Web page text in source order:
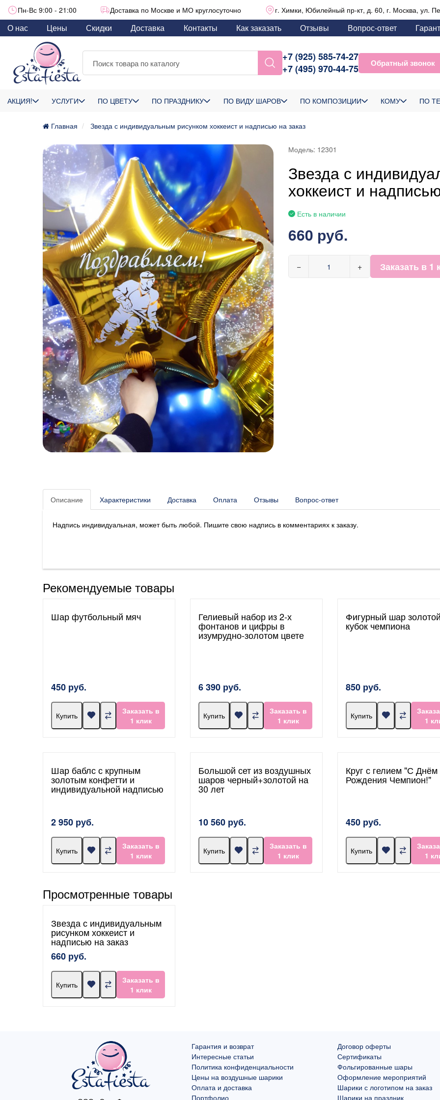
Пн-Вс 9:00 - 21:00 Доставка по Москве и МО круглосуточно г. Химки, Юбилейный пр-кт, д. 60, г. Москва, ул.
О нас Цены Скидки Доставка Контакты Как заказать Отзывы Вопрос-ответ
+7 (925) 585-74-27
+7 (495) 970-44-75
Обратный звонок
АКЦИЯ! УСЛУГИ ПО ЦВЕТУ ПО ПРАЗДНИКУ ПО ВИДУ ШАРОВ ПО КОМПОЗИЦИИ КОМУ ПО
Главная Звезда с индивидуальным рисунком хоккеист и надписью на заказ
Модель: 12301
Звезда с
хоккеист и
Есть в наличии
660 руб.
− + Заказать в 1
Описание Характеристики Доставка Оплата Отзывы Вопрос-ответ
Надпись индивидуальная, может быть любой. Пишите свою надпись в комментариях к заказу.
Рекомендуемые товары
Шар футбольный мяч
450 руб.
Купить
Заказать в
1 клик
Гелиевый набор из 2-х
фонтанов и цифры в
изумрудно-золотом цвете
6 390 руб.
Купить
Заказать в
1 клик
Фигурный шар золотой
кубок чемпиона
850 руб.
Купить
1
Шар баблс с крупным
золотым конфетти и
индивидуальной надписью
2 950 руб.
Купить
Заказать в
1 клик
Большой сет из воздушных
шаров черный+золотой на
30 лет
10 560 руб.
Купить
Заказать в
1 клик
Круг с гелием "С Днём
Рождения Чемпион!"
450 руб.
Купить
1
Просмотренные товары
Звезда с индивидуальным
рисунком хоккеист и
надписью на заказ
660 руб.
Купить
Заказать в
1 клик
Гарантия и возврат
Интересные статьи
Политика конфиденциальности
Цены на воздушные шарики
Оплата и доставка
Портфолио
Договор оферты
Сертификаты
Фольгированные шары
Оформление мероприятий
Шарики с логотипом на заказ
Шарики на праздник